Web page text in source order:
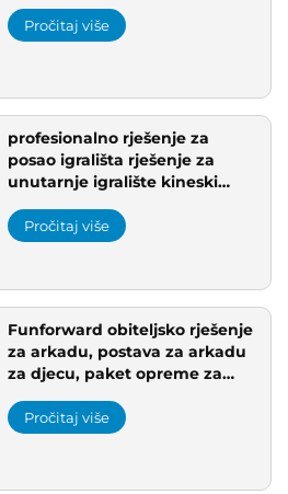
Pročitaj više
profesionalno rješenje za
posao igrališta rješenje za
unutarnje igralište kineski
nagrade
Pročitaj više
Funforward obiteljsko rješenje
za arkadu, postava za arkadu
za djecu, paket opreme za
igralište
Pročitaj više